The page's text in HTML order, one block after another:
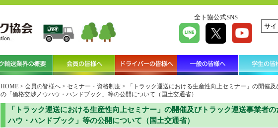
全ト協公式SNS
HOME > 会員の皆様へ > セミナー・資格制度 >
「トラック運送における生産性向上セミナー」の開催
の「価格交渉ノウハウ・ハンドブック」等の公開について（国土交通省）
「トラック運送における生産性向上セミナー」の開催及びトラック運送事業者
ハウ・ハンドブック」等の公開について（国土交通省）